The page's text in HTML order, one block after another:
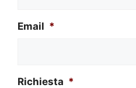
Email *
Richiesta *